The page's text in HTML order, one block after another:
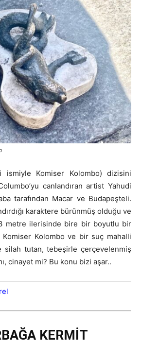
ismiyle Komiser Kolombo) dizisini
canlandıran artist Yahudi
tarafından Macar ve Budapeşteli.
karaktere bürünmüş olduğu ve
metre ilerisinde bire bir boyutlu bir
Kolombo ve bir suç mahalli
silah tutan, tebeşirle çerçevelenmiş
cinayet mi? Bu konu bizi aşar..
KERMİT